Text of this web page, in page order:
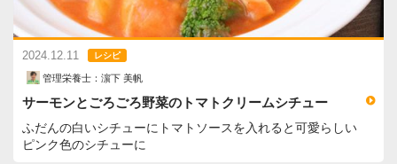
2024.12.11 レシピ
管理栄養士：濵下 美帆
サーモンとごろごろ野菜のトマトクリームシチュー
ふだんの白いシチューにトマトソースを入れると可愛らしい
ピンク色のシチューに